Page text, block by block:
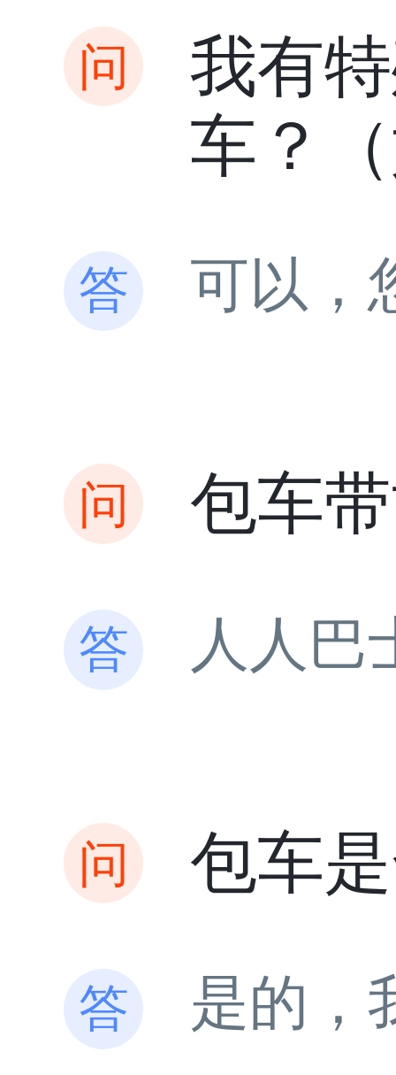
我有
车？
可以，
包车
人人巴
包车
是的，